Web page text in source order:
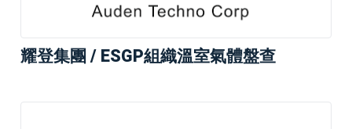
耀登集團 / ESGP組織溫室氣體盤查